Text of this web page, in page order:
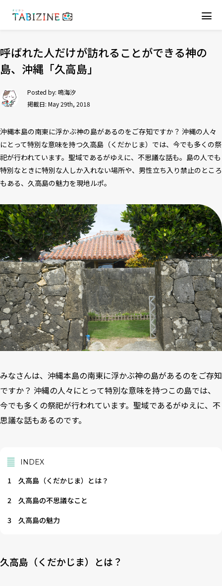
呼ばれた人だけが訪れることができる神の
島、沖縄「久高島」
Posted by: 鳴海汐
掲載日: May 29th, 2018
沖縄本島の南東に浮かぶ神の島があるのをご存知ですか？ 沖縄の人々
にとって特別な意味を持つ久高島（くだかじま）では、今でも多くの祭
祀が行われています。聖域であるがゆえに、不思議な話も。島の人でも
特別なときに特別な人しか入れない場所や、男性立ち入り禁止のところ
もある、久高島の魅力を現地ルポ。
みなさんは、沖縄本島の南東に浮かぶ神の島があるのをご存知
ですか？ 沖縄の人々にとって特別な意味を持つこの島では、
今でも多くの祭祀が行われています。聖域であるがゆえに、不
思議な話もあるのです。
INDEX
1
久高島（くだかじま）とは？
2
久高島の不思議なこと
3
久高島の魅力
久高島（くだかじま）とは？